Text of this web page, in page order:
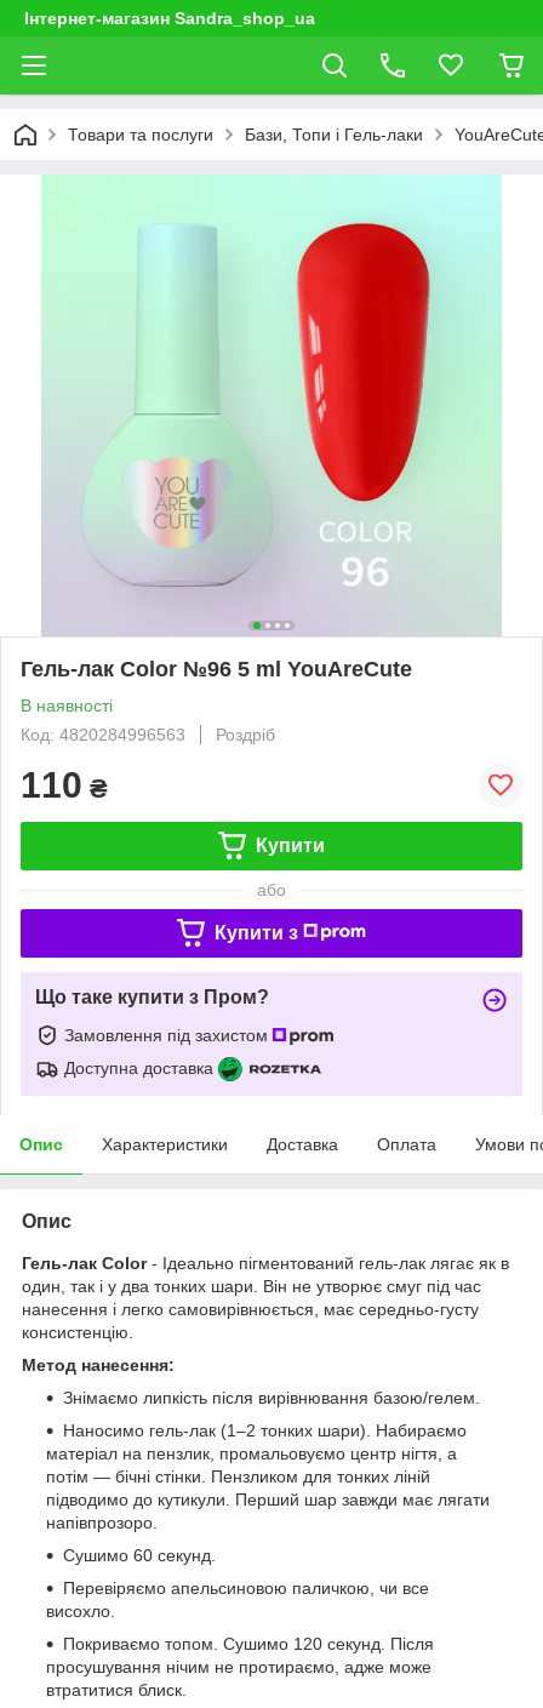
Інтернет-магазин Sandra_shop_ua
Товари та послуги Бази, Топи і Гель-лаки
Гель-лак Color №96 5 ml YouAreCute
В наявності
Код: 4820284996563
Роздріб
110 ₴
Купити
або
Купити з
Що таке купити з Пром?
Замовлення під захистом
Доступна доставка
Опис Характеристики Доставка Оплата Умови
Опис
Гель-лак Color- Ідеально пігментований гель-лак лягає як в
один, так і у два тонких шари. Він не утворює смуг під час
нанесення і легко самовирівнюється, має середньо-густу
консистенцію.
Метод нанесення:
Знімаємо липкість після вирівнювання базою/гелем.
Наносимо гель-лак (1–2 тонких шари). Набираємо
матеріал на пензлик, промальовуємо центр нігтя, а
потім — бічні стінки. Пензликом для тонких ліній
підводимо до кутикули. Перший шар завжди має лягати
напівпрозоро.
Сушимо 60 секунд.
Перевіряємо апельсиновою паличкою, чи все
висохло.
Покриваємо топом. Сушимо 120 секунд. Після
просушування нічим не протираємо, адже може
втратитися блиск.